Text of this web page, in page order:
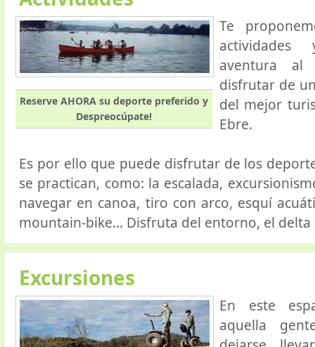
Reserve AHORA su deporte preferido y
Despreocúpate!
Te
aventura
disfrutar de
del mejor
Ebre.
Es por ello que puede disfrutar de los
se practican, como: la escalada,
navegar en canoa, tiro con arco, esquí
mountain-bike... Disfruta del entorno, el delta
Excursiones
En este
aquella